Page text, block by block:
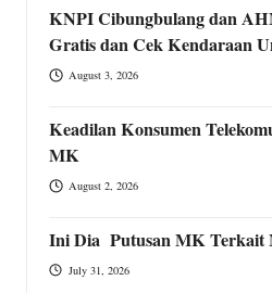
KNPI Cibungbulang dan
Gratis dan Cek Kendaraan
August 3, 2026
Keadilan Konsumen
MK
August 2, 2026
Ini Dia Putusan MK Terkait
July 31, 2026